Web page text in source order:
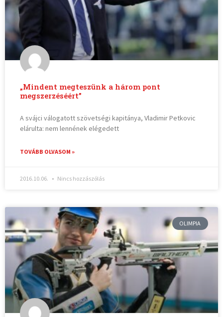
„Mindent megteszünk a három pont
megszerzéséért”
A svájci válogatott szövetségi kapitánya, Vladimir Petkovic
elárulta: nem lennének elégedett
TOVÁBB OLVASOM »
2016.10.06. Nincs hozzászólás
OLIMPIA